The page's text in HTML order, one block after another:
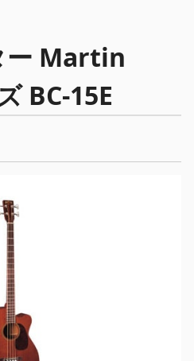
ー Martin
BC-15E